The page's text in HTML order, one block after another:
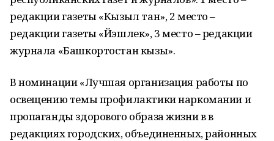
редакции газеты «Кызыл тан», 2 место –
редакции газеты «Йэшлек», 3 место – редакции
журнала «Башкортостан кызы».
В номинации «Лучшая организация работы по
освещению темы профилактики наркомании и
пропаганды здорового образа жизни в в
редакциях городских, объединенных, районных